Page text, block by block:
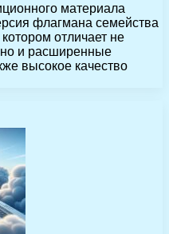
материала
флагмана семейства
отличает не
но и расширенные
высокое качество